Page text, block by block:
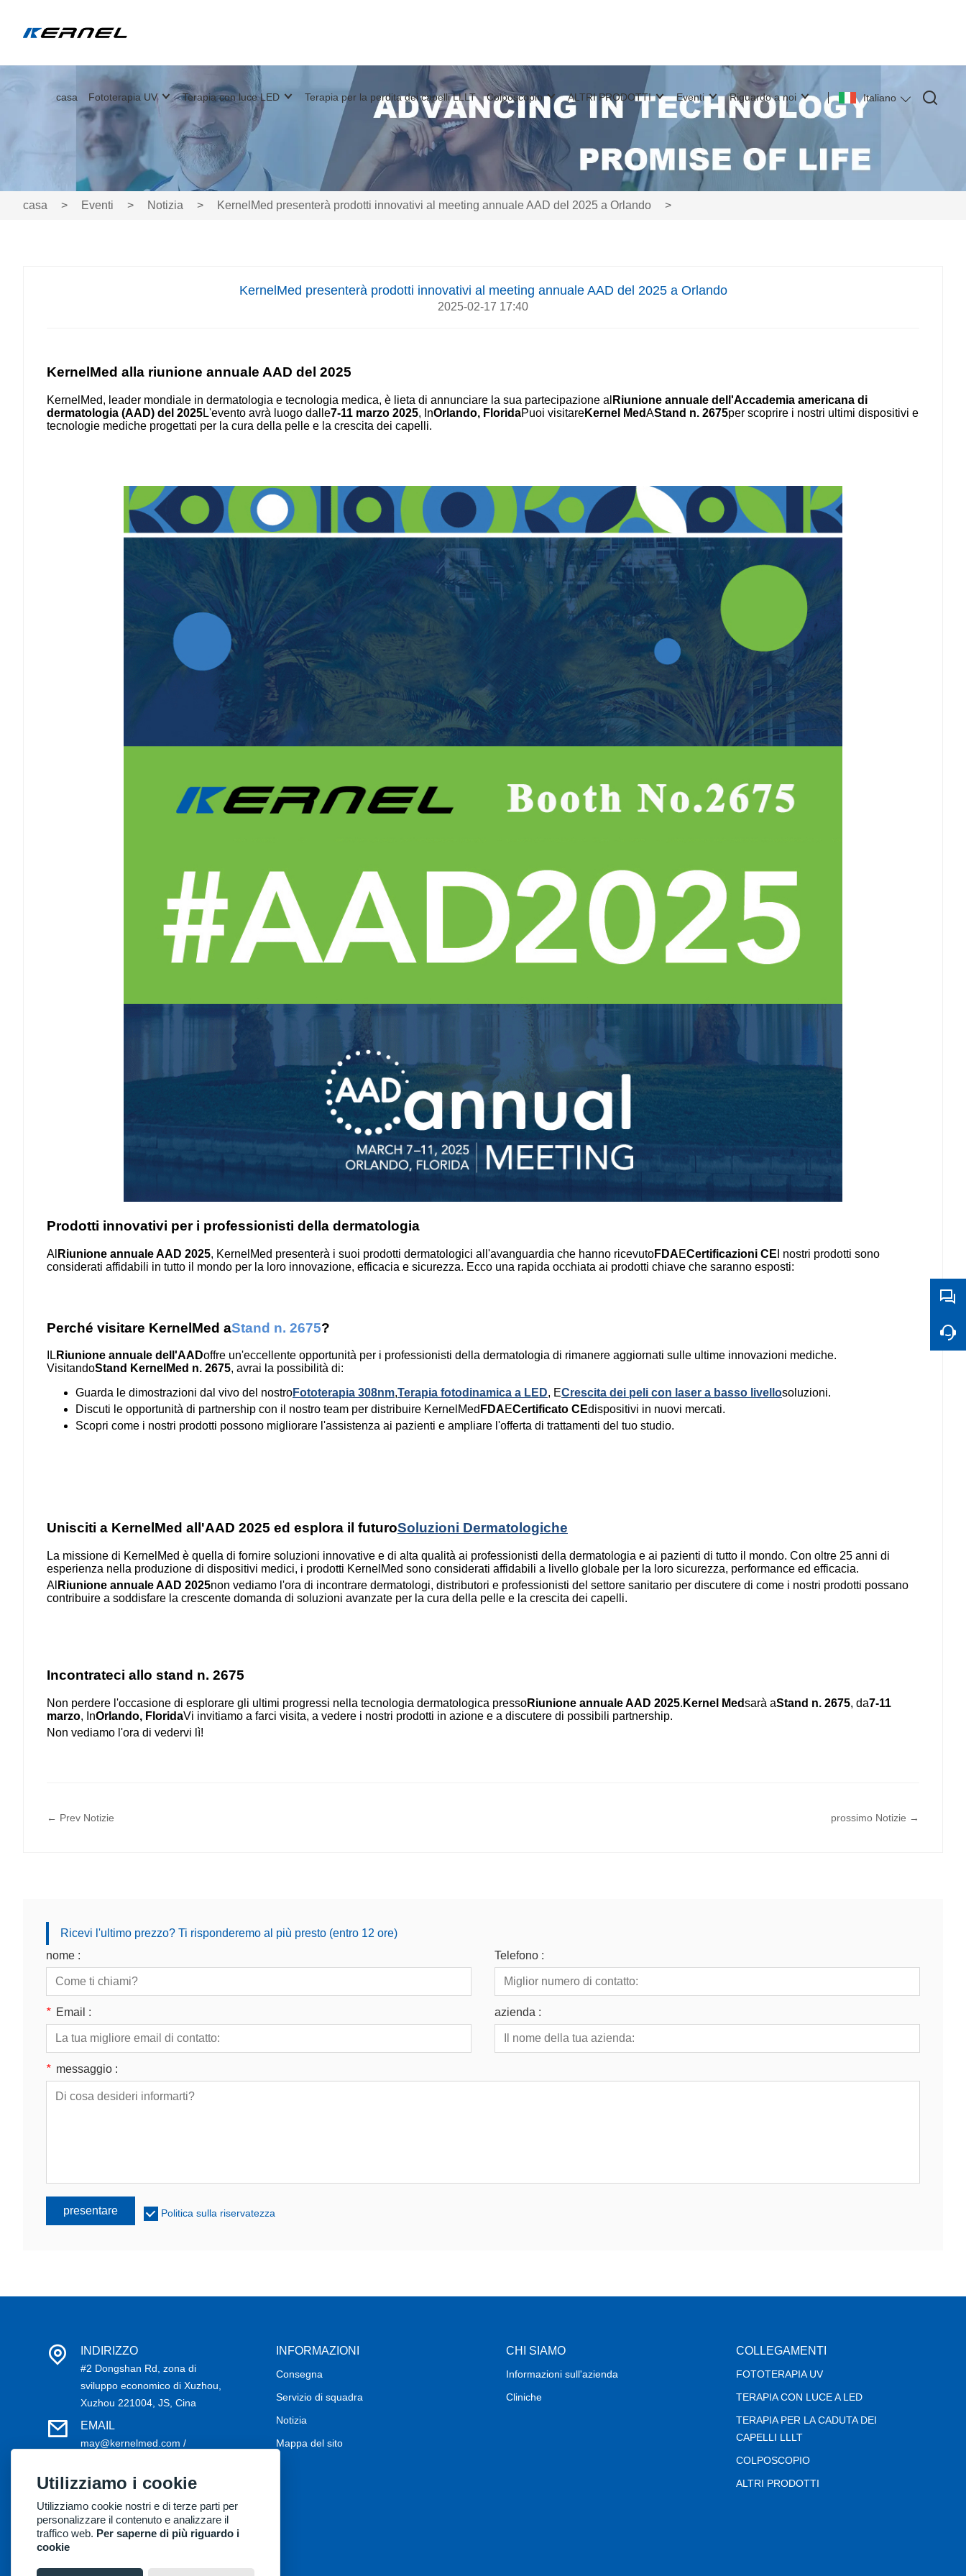
Italiano
casa Fototerapia UV Terapia con luce LED Terapia per la perdita dei capelli LLLT Colposcopio ALTRI PRODOTTI Eventi Riguardo a noi
casa > Eventi > Notizia > KernelMed presenterà prodotti innovativi al meeting annuale AAD del 2025 a Orlando >
KernelMed presenterà prodotti innovativi al meeting annuale AAD del 2025 a Orlando
2025-02-17 17:40
KernelMed alla riunione annuale AAD del 2025
KernelMed, leader mondiale in dermatologia e tecnologia medica, è lieta di annunciare la sua partecipazione al Riunione annuale dell'Accademia americana di
dermatologia (AAD) del 2025L'evento avrà luogo dalle7-11 marzo 2025, InOrlando, FloridaPuoi visitareKernel MedAStand n. 2675per scoprire i nostri ultimi dispositivi e
tecnologie mediche progettati per la cura della pelle e la crescita dei capelli.
Prodotti innovativi per i professionisti della dermatologia
Al Riunione annuale AAD 2025, KernelMed presenterà i suoi prodotti dermatologici all'avanguardia che hanno ricevutoFDAECertificazioni CE I nostri prodotti sono
considerati affidabili in tutto il mondo per la loro innovazione, efficacia e sicurezza. Ecco una rapida occhiata ai prodotti chiave che saranno esposti:
Perché visitare KernelMed aStand n. 2675?
IL Riunione annuale dell'AADoffre un'eccellente opportunità per i professionisti della dermatologia di rimanere aggiornati sulle ultime innovazioni mediche.
VisitandoStand KernelMed n. 2675, avrai la possibilità di:
Guarda le dimostrazioni dal vivo del nostroFototerapia 308nm,Terapia fotodinamica a LED, ECrescita dei peli con laser a basso livellosoluzioni.
Discuti le opportunità di partnership con il nostro team per distribuire KernelMed FDAECertificato CEdispositivi in ​​nuovi mercati.
Scopri come i nostri prodotti possono migliorare l'assistenza ai pazienti e ampliare l'offerta di trattamenti del tuo studio.
Unisciti a KernelMed all'AAD 2025 ed esplora il futuroSoluzioni Dermatologiche
La missione di KernelMed è quella di fornire soluzioni innovative e di alta qualità ai professionisti della dermatologia e ai pazienti di tutto il mondo. Con oltre 25 anni di
esperienza nella produzione di dispositivi medici, i prodotti KernelMed sono considerati affidabili a livello globale per la loro sicurezza, performance ed efficacia.
Al Riunione annuale AAD 2025non vediamo l'ora di incontrare dermatologi, distributori e professionisti del settore sanitario per discutere di come i nostri prodotti possano
contribuire a soddisfare la crescente domanda di soluzioni avanzate per la cura della pelle e la crescita dei capelli.
Incontrateci allo stand n. 2675
Non perdere l'occasione di esplorare gli ultimi progressi nella tecnologia dermatologica pressoRiunione annuale AAD 2025. Kernel Medsarà aStand n. 2675, da7-11
marzo, InOrlando, FloridaVi invitiamo a farci visita, a vedere i nostri prodotti in azione e a discutere di possibili partnership.
Non vediamo l'ora di vedervi lì!
← Prev Notizie prossimo Notizie →
Ricevi l'ultimo prezzo? Ti risponderemo al più presto (entro 12 ore)
nome :
Telefono :
* Email : azienda :
* messaggio :
presentare Politica sulla riservatezza
INDIRIZZO
#2 Dongshan Rd, zona di
sviluppo economico di Xuzhou,
Xuzhou 221004, JS, Cina
EMAIL
may@kernelmed.com /
TELEFONO
+86-516-87732218
INFORMAZIONI
Consegna
Servizio di squadra
Notizia
Mappa del sito
CHI SIAMO
Informazioni sull'azienda
Cliniche
COLLEGAMENTI
FOTOTERAPIA UV
TERAPIA CON LUCE A LED
TERAPIA PER LA CADUTA DEI
CAPELLI LLLT
COLPOSCOPIO
ALTRI PRODOTTI
Utilizziamo i cookie
Utilizziamo cookie nostri e di terze parti per
personalizzare il contenuto e analizzare il
traffico web. Per saperne di più riguardo i
cookie